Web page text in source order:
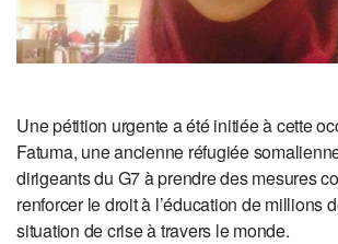
Une pétition urgente a été initiée à cette
Fatuma, une ancienne réfugiée
dirigeants du G7 à prendre des mesures
renforcer le droit à l’éducation de millions
situation de crise à travers le monde.